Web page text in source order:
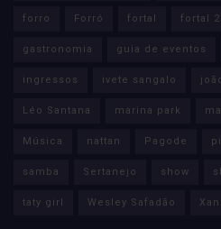
forro Forró fortal fortal
gastronomia guia de eventos
ingressos ivete sangalo
Léo Santana marina park
Música nattan Pagode
samba Sertanejo show
taty girl Wesley Safadão